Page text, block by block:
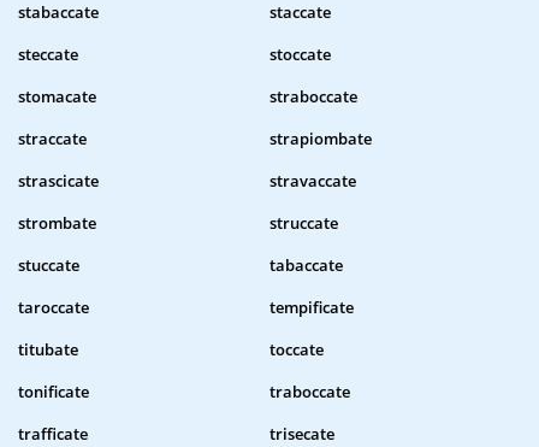
stabaccate
staccate
steccate
stoccate
stomacate
straboccate
straccate
strapiombate
strascicate
stravaccate
strombate
struccate
stuccate
tabaccate
taroccate
tempificate
titubate
toccate
tonificate
traboccate
trafficate
trisecate